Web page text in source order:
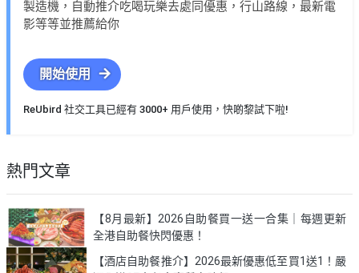
製造機，自動推介吃喝玩樂去處同優惠，行山路線，最新電
影等等並推薦給你
開始使用
ReUbird 社交工具已經有 3000+ 用戶使用，快啲黎試下啦!
熱門文章
【8月最新】2026自助餐買一送一合集｜每週更新
全港自助餐快閃優惠！
【酒店自助餐推介】2026最新優惠低至買1送1！嚴